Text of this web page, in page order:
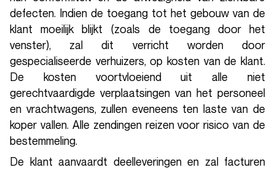
defecten. Indien de toegang tot het gebouw van de
klant moeilijk blijkt (zoals de toegang door het
venster), zal dit verricht worden door
gespecialiseerde verhuizers, op kosten van de klant.
De kosten voortvloeiend uit alle niet
gerechtvaardigde verplaatsingen van het personeel
en vrachtwagens, zullen eveneens ten laste van de
koper vallen. Alle zendingen reizen voor risico van de
bestemmeling.
De klant aanvaardt deelleveringen en zal facturen